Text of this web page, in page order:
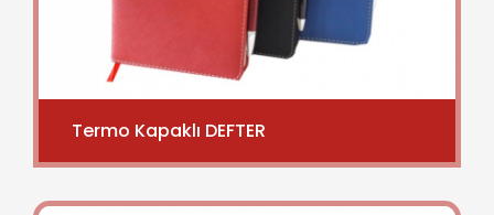
Termo Kapaklı DEFTER